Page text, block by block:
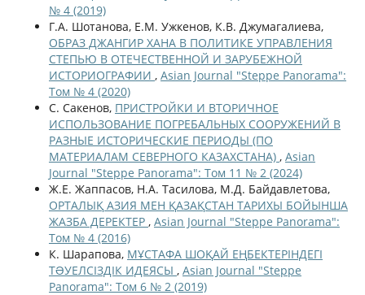
№ 4 (2019)
Г.А. Шотанова, Е.М. Ужкенов, К.В. Джумагалиева,
ОБРАЗ ДЖАНГИР ХАНА В ПОЛИТИКЕ УПРАВЛЕНИЯ
СТЕПЬЮ В ОТЕЧЕСТВЕННОЙ И ЗАРУБЕЖНОЙ
ИСТОРИОГРАФИИ , Asian Journal "Steppe Panorama":
Том № 4 (2020)
С. Сакенов, ПРИСТРОЙКИ И ВТОРИЧНОЕ
ИСПОЛЬЗОВАНИЕ ПОГРЕБАЛЬНЫХ СООРУЖЕНИЙ В
РАЗНЫЕ ИСТОРИЧЕСКИЕ ПЕРИОДЫ (ПО
МАТЕРИАЛАМ СЕВЕРНОГО КАЗАХСТАНА) , Asian
Journal "Steppe Panorama": Том 11 № 2 (2024)
Ж.Е. Жаппасов, Н.А. Тасилова, М.Д. Байдавлетова,
ОРТАЛЫҚ АЗИЯ МЕН ҚАЗАҚСТАН ТАРИХЫ БОЙЫНША
ЖАЗБА ДЕРЕКТЕР , Asian Journal "Steppe Panorama":
Том № 4 (2016)
К. Шарапова, МҰСТАФА ШОҚАЙ ЕҢБЕКТЕРІНДЕГІ
ТƏУЕЛСІЗДІК ИДЕЯСЫ , Asian Journal "Steppe
Panorama": Том 6 № 2 (2019)